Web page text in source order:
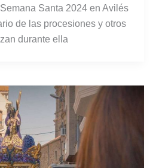
Santa 2024 en Avilés
de las procesiones y otros
durante ella